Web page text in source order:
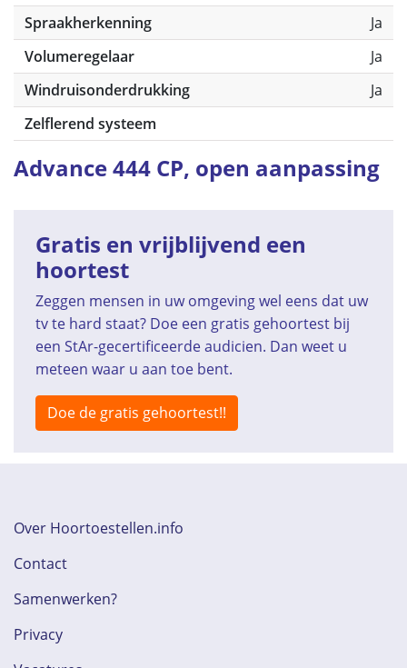
Spraakherkenning
Ja
Volumeregelaar
Ja
Windruisonderdrukking
Ja
Zelflerend systeem
Advance 444 CP, open aanpassing
Gratis en vrijblijvend een
hoortest
Zeggen mensen in uw omgeving wel eens dat uw
tv te hard staat? Doe een gratis gehoortest bij
een StAr-gecertificeerde audicien. Dan weet u
meteen waar u aan toe bent.
Doe de gratis gehoortest!!
Over Hoortoestellen.info
Contact
Samenwerken?
Privacy